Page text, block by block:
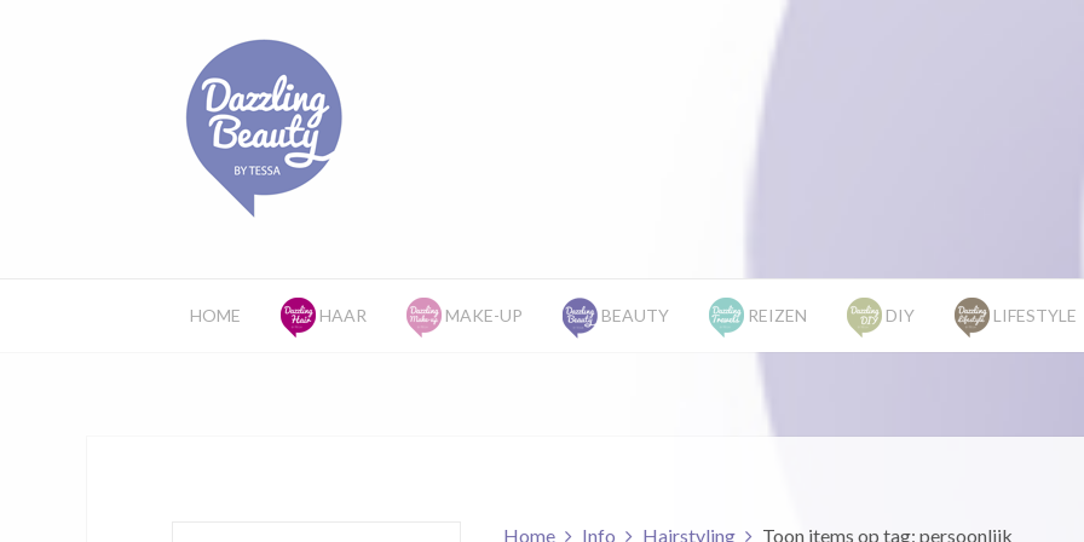
HOME HAAR MAKE-UP BEAUTY REIZEN DIY LIFESTYLE
Home Info Hairstyling Toon items op tag: persoonlijk